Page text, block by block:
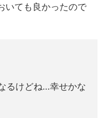
いても良かったので
るけどね…幸せかな